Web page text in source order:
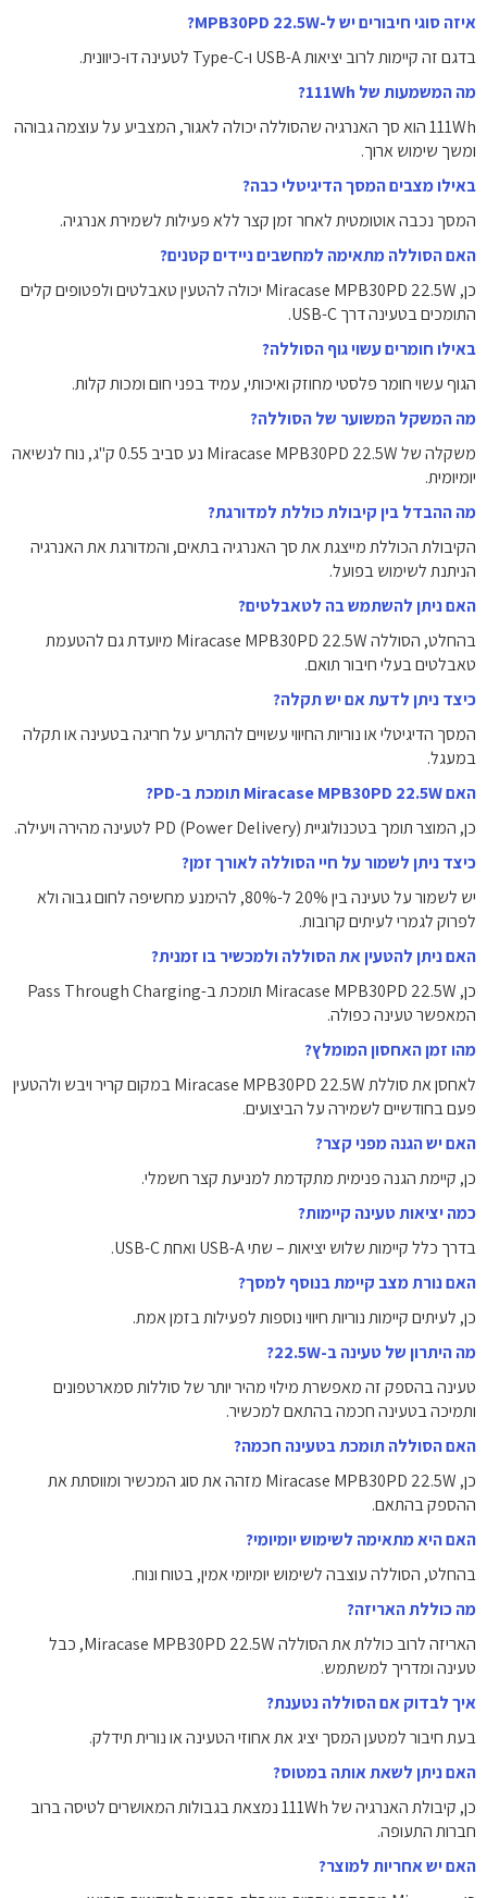
איזה סוגי חיבורים יש ל-MPB30PD 22.5W?
בדגם זה קיימות לרוב יציאות USB-A ו-Type-C לטעינה דו-כיוונית.
מה המשמעות של 111Wh?
111Wh הוא סך האנרגיה שהסוללה יכולה לאגור, המצביע על עוצמה גבוהה
ומשך שימוש ארוך.
באילו מצבים המסך הדיגיטלי כבה?
המסך נכבה אוטומטית לאחר זמן קצר ללא פעילות לשמירת אנרגיה.
האם הסוללה מתאימה למחשבים ניידים קטנים?
כן, Miracase MPB30PD 22.5W יכולה להטעין טאבלטים ולפטופים קלים
התומכים בטעינה דרך USB-C.
באילו חומרים עשוי גוף הסוללה?
הגוף עשוי חומר פלסטי מחוזק ואיכותי, עמיד בפני חום ומכות קלות.
מה המשקל המשוער של הסוללה?
משקלה של Miracase MPB30PD 22.5W נע סביב 0.55 ק"ג, נוח לנשיאה
יומיומית.
מה ההבדל בין קיבולת כוללת למדורגת?
הקיבולת הכוללת מייצגת את סך האנרגיה בתאים, והמדורגת את האנרגיה
הניתנת לשימוש בפועל.
האם ניתן להשתמש בה לטאבלטים?
בהחלט, הסוללה Miracase MPB30PD 22.5W מיועדת גם להטעמת
טאבלטים בעלי חיבור תואם.
כיצד ניתן לדעת אם יש תקלה?
המסך הדיגיטלי או נוריות החיווי עשויים להתריע על חריגה בטעינה או תקלה
במעגל.
האם Miracase MPB30PD 22.5W תומכת ב-PD?
כן, המוצר תומך בטכנולוגיית PD (Power Delivery) לטעינה מהירה ויעילה.
כיצד ניתן לשמור על חיי הסוללה לאורך זמן?
יש לשמור על טעינה בין 20% ל-80%, להימנע מחשיפה לחום גבוה ולא
לפרוק לגמרי לעיתים קרובות.
האם ניתן להטעין את הסוללה ולמכשיר בו זמנית?
כן, Miracase MPB30PD 22.5W תומכת ב-Pass Through Charging
המאפשר טעינה כפולה.
מהו זמן האחסון המומלץ?
לאחסן את סוללת Miracase MPB30PD 22.5W במקום קריר ויבש ולהטעין
פעם בחודשיים לשמירה על הביצועים.
האם יש הגנה מפני קצר?
כן, קיימת הגנה פנימית מתקדמת למניעת קצר חשמלי.
כמה יציאות טעינה קיימות?
בדרך כלל קיימות שלוש יציאות – שתי USB-A ואחת USB-C.
האם נורת מצב קיימת בנוסף למסך?
כן, לעיתים קיימות נוריות חיווי נוספות לפעילות בזמן אמת.
מה היתרון של טעינה ב-22.5W?
טעינה בהספק זה מאפשרת מילוי מהיר יותר של סוללות סמארטפונים
ותמיכה בטעינה חכמה בהתאם למכשיר.
האם הסוללה תומכת בטעינה חכמה?
כן, Miracase MPB30PD 22.5W מזהה את סוג המכשיר ומווסתת את
ההספק בהתאם.
האם היא מתאימה לשימוש יומיומי?
בהחלט, הסוללה עוצבה לשימוש יומיומי אמין, בטוח ונוח.
מה כוללת האריזה?
האריזה לרוב כוללת את הסוללה Miracase MPB30PD 22.5W, כבל
טעינה ומדריך למשתמש.
איך לבדוק אם הסוללה נטענת?
בעת חיבור למטען המסך יציג את אחוזי הטעינה או נורית תידלק.
האם ניתן לשאת אותה במטוס?
כן, קיבולת האנרגיה של 111Wh נמצאת בגבולות המאושרים לטיסה ברוב
חברות התעופה.
האם יש אחריות למוצר?